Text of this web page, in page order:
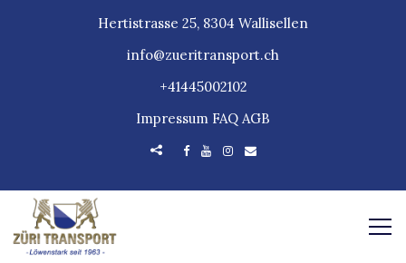
Hertistrasse 25, 8304 Wallisellen
info@zueritransport.ch
+41445002102
Impressum FAQ AGB